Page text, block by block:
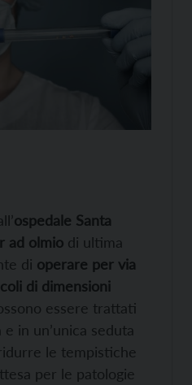
ospedale Santa
ad olmio di ultima
di operare per via
di dimensioni
essere trattati
in un’unica seduta
le tempistiche
per le patologie